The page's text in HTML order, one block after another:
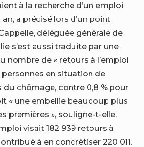
à la recherche d’un emploi
an, a précisé lors d’un point
déléguée générale de
s’est aussi traduite par une
nombre de « retours à l’emploi
personnes en situation de
du chômage, contre 0,8 % pour
« une embellie beaucoup plus
premières », souligne-t-elle.
visait 182 939 retours à
à en concrétiser 220 011.